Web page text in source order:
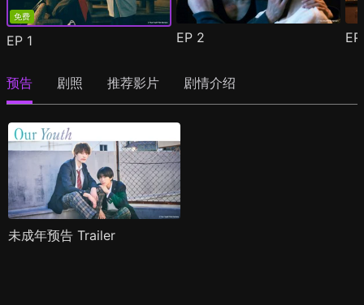
免费
EP 1 EP 2
预告 剧照 推荐影片 剧情介绍
未成年预告 Trailer